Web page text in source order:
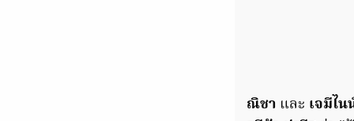
ณิชา และ เจมีไ